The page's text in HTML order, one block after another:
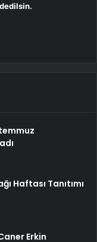
Haftası Tanıtımı
Erkin